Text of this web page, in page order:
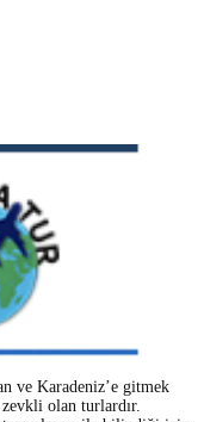
ve Karadeniz’e gitmek
olan turlardır.